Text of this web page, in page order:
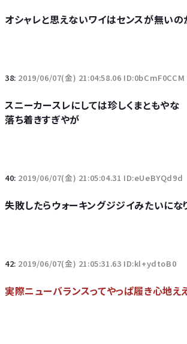
オシャレと思えないワイはセンスが無いの
38: 2019/06/07(金) 21:04:58.06 ID:0bCmF0CCM
スニーカースレにしては珍しくまともやな
落ち着きすぎやが
40: 2019/06/07(金) 21:05:04.31 ID:eUeBYQd9d
失敗したらウォーキングジジイみたいにな
42: 2019/06/07(金) 21:05:31.63 ID:kl+ydtoB0
実際ニューバランスってやっぱ履き心地え